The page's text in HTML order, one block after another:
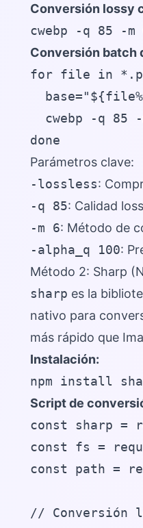
Conversión lossy
cwebp -q 85 -
Conversión batch
for file in
cwebp -q 85
done
Parámetros clave:
-lossless:
-q 85: Calidad
-m 6: Método de
-alpha_q 100:
Método 2: Sharp
sharp es la
nativo para
más rápido que
Instalación:
npm install
Script de
const sharp =
const fs =
const path =
// Conversión